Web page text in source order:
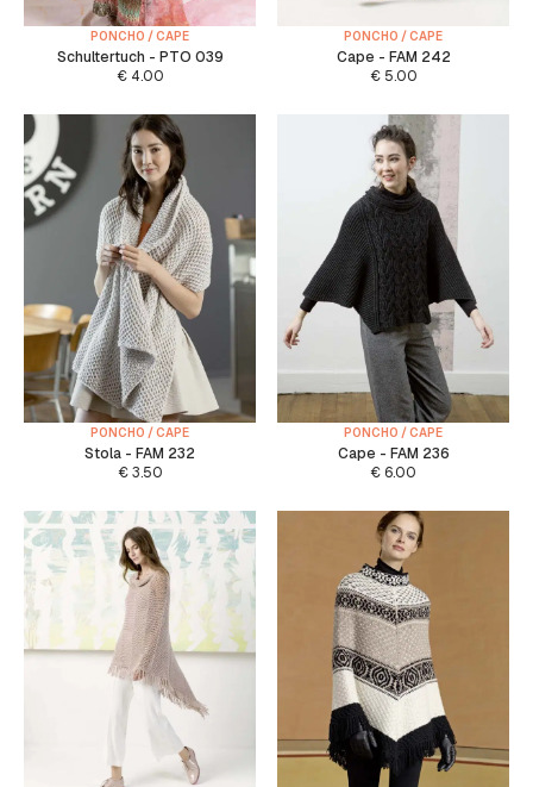
PONCHO / CAPE
Schultertuch - PTO 039
€4.00
PONCHO / CAPE
Cape - FAM 242
€5.00
PONCHO / CAPE
Stola - FAM 232
€3.50
PONCHO / CAPE
Cape - FAM 236
€ 6.00